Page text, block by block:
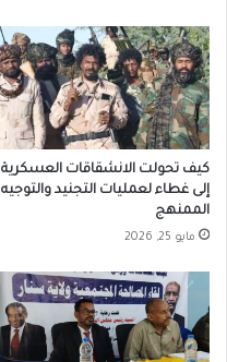
كيف تحولت الانشقاقات العسكرية
إلى غطاء لعمليات التجنيد والتوجيه
الممنهج
مايو 25, 2026